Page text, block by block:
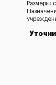
Размеры: